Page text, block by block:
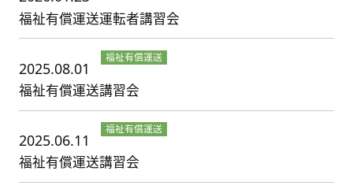
福祉有償運送運転者講習会
2025.08.01
福祉有償運送
福祉有償運送講習会
2025.06.11
福祉有償運送
福祉有償運送講習会